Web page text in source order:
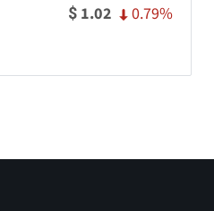
$ 1.02 0.79%